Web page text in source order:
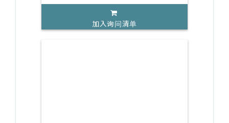
加入询问清单